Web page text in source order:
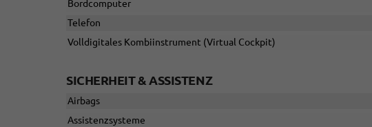
Bordcomputer
Telefon
Volldigitales Kombiinstrument (Virtual Cockpit)
SICHERHEIT & ASSISTENZ
Airbags
Assistenzsysteme